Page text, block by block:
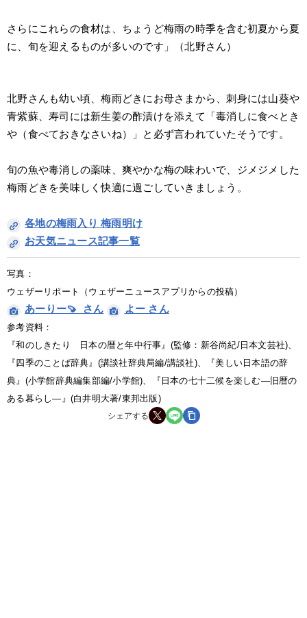
さらにこれらの食材は、ちょうど梅雨の時季を含む初夏から夏
に、旬を迎えるものが多いのです」（北野さん）
北野さんも幼い頃、梅雨どきにお母さまから、刺身には山葵や
青紫蘇、寿司には新生姜の酢漬けを添えて「毒消しに食べとき
や（食べておきなさいね）」と必ず言われていたそうです。
旬の魚や毒消しの薬味、爽やかな梅の味わいで、ジメジメした
梅雨どきを美味しく快適に過ごしていきましょう。
各地の梅雨入り 梅雨明け
お天気ニュース記事一覧
写真：
ウェザーリポート（ウェザーニュースアプリからの投稿）
あーりー🍠  さん よー さん
参考資料：
『和のしきたり　日本の暦と年中行事』(監修：新谷尚紀/日本文芸社)、
『四季のことば辞典』(講談社辞典局編/講談社)、『美しい日本語の辞
典』(小学館辞典編集部編/小学館)、『日本の七十二候を楽しむ―旧暦の
ある暮らし―』(白井明大著/東邦出版)
シェアする